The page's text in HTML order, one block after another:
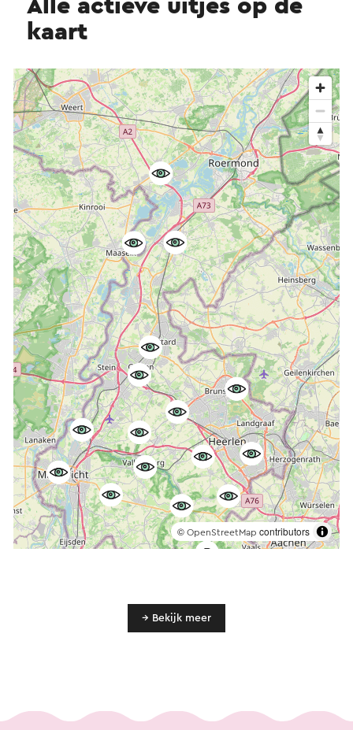
Alle actieve uitjes op de
kaart
© OpenStreetMap contributors
→ Bekijk meer